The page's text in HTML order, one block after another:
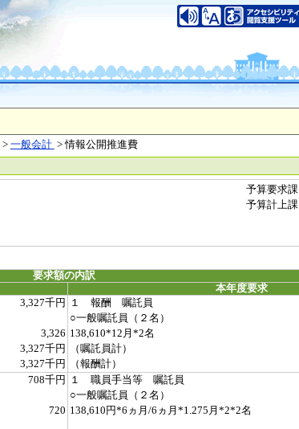
> 一般会計 > 情報公開推進費
予算要求課
予算計上課
要求額の内訳
本年度要求
3,327千円 １ 報酬 嘱託員
○一般嘱託員（２名）
3,326 138,610*12月*2名
3,327千円 （嘱託員計）
3,327千円 （報酬計）
708千円 １ 職員手当等 嘱託員
○一般嘱託員（２名）
720 138,610円*6ヵ月/6ヵ月*1.275月*2*2名